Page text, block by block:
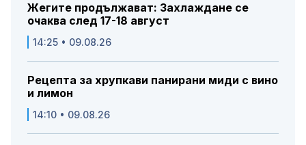
Жегите продължават: Захлаждане се
очаква след 17-18 август
14:25 • 09.08.26
Рецепта за хрупкави панирани миди с вино
и лимон
14:10 • 09.08.26